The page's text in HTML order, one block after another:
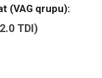
(VAG qrupu):
TDI)